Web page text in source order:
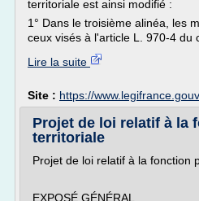
territoriale est ainsi modifié :
1° Dans le troisième alinéa, les
ceux visés à l'article L. 970-4 du
Lire la suite
Site : https://
Projet de loi relatif à la
territoriale
Projet de loi relatif à la fonction
EXPOSÉ GÉNÉRAL